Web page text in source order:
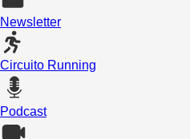
Newsletter
Circuito Running
Podcast